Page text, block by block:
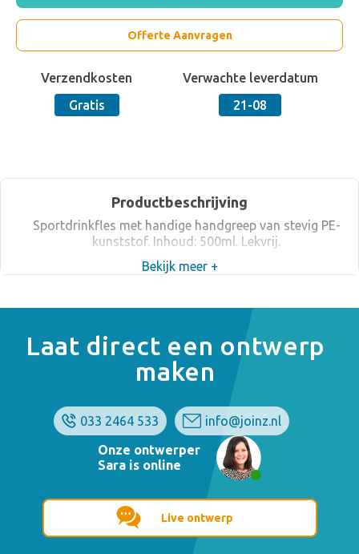
Offerte Aanvragen
Verzendkosten
Gratis
Verwachte leverdatum
21-08
Productbeschrijving
Sportdrinkfles met handige handgreep van stevig PE-
kunststof. Inhoud: 500ml. Lekvrij.
Bekijk meer +
Laat direct een ontwerp
maken
033 2464 533
info@joinz.nl
Onze ontwerper
Sara is online
Live ontwerp